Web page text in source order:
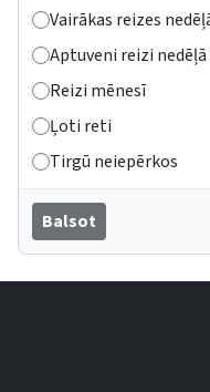
Vairākas reizes
Aptuveni reizi nedēļā
Reizi mēnesī
Ļoti reti
Tirgū neiepērkos
Balsot